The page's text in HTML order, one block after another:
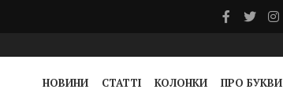
НОВИНИ СТАТТІ КОЛОНКИ ПРО БУКВИ